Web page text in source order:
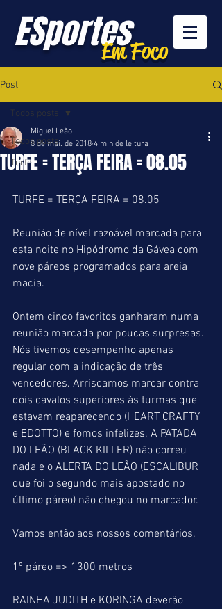
ESportesEm Foco
Post
Todos posts
Turfe
Todos posts
TURFE = TERÇA FEIRA = 08.05
Miguel Leão
8 de mai. de 2018 4 min de leitura
TURFE = TERÇA FEIRA = 08.05
Reunião de nível razoável marcada para
esta noite no Hipódromo da Gávea com
nove páreos programados para areia
macia.
Ontem cinco favoritos ganharam numa
reunião marcada por poucas surpresas.
Nós tivemos desempenho apenas
regular com a indicação de três
vencedores. Arriscamos marcar contra
dois cavalos superiores às turmas que
estavam reaparecendo (HEART CRAFTY
e EDOTTO) e fomos infelizes. A PATADA
DO LEÃO (BLACK KILLER) não correu
nada e o ALERTA DO LEÃO (ESCALIBUR
que foi o segundo mais apostado no
último páreo) não chegou no marcador.
Vamos então aos nossos comentários.
1º páreo => 1300 metros
RAINHA JUDITH e KORINGA deverão